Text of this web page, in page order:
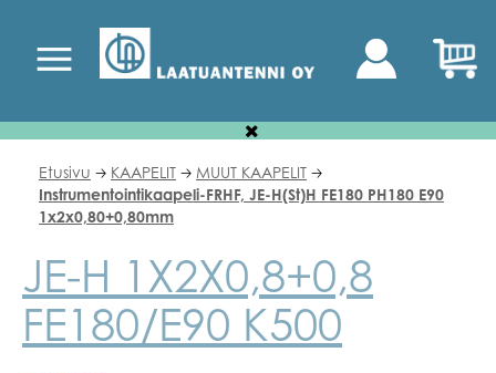
Etusivu 🡢 KAAPELIT 🡢 MUUT KAAPELIT 🡢
Instrumentointikaapeli-FRHF, JE-H(St)H FE180 PH180 E90
1x2x0,80+0,80mm
JE-H 1X2X0,8+0,8
FE180/E90 K500